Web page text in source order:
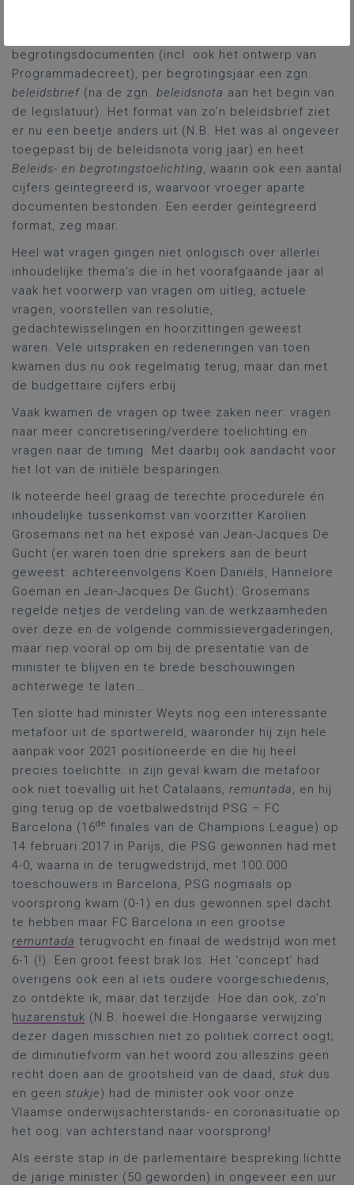
begrotingsdocumenten (incl. ook het ontwerp van
Programmadecreet), per begrotingsjaar een zgn.
beleidsbrief (na de zgn. beleidsnota aan het begin van
de legislatuur). Het format van zo’n beleidsbrief ziet
er nu een beetje anders uit (N.B. Het was al ongeveer
toegepast bij de beleidsnota vorig jaar) en heet
Beleids- en begrotingstoelichting, waarin ook een aantal
cijfers geïntegreerd is, waarvoor vroeger aparte
documenten bestonden. Een eerder geïntegreerd
format, zeg maar.
Heel wat vragen gingen niet onlogisch over allerlei
inhoudelijke thema’s die in het voorafgaande jaar al
vaak het voorwerp van vragen om uitleg, actuele
vragen, voorstellen van resolutie,
gedachtewisselingen en hoorzittingen geweest
waren. Vele uitspraken en redeneringen van toen
kwamen dus nu ook regelmatig terug, maar dan met
de budgettaire cijfers erbij.
Vaak kwamen de vragen op twee zaken neer: vragen
naar meer concretisering/verdere toelichting en
vragen naar de timing. Met daarbij ook aandacht voor
het lot van de initiële besparingen.
Ik noteerde heel graag de terechte procedurele én
inhoudelijke tussenkomst van voorzitter Karolien
Grosemans net na het exposé van Jean-Jacques De
Gucht (er waren toen drie sprekers aan de beurt
geweest: achtereenvolgens Koen Daniëls, Hannelore
Goeman en Jean-Jacques De Gucht): Grosemans
regelde netjes de verdeling van de werkzaamheden
over deze en de volgende commissievergaderingen,
maar riep vooral op om bij de presentatie van de
minister te blijven en te brede beschouwingen
achterwege te laten…
Ten slotte had minister Weyts nog een interessante
metafoor uit de sportwereld, waaronder hij zijn hele
aanpak voor 2021 positioneerde en die hij heel
precies toelichtte: in zijn geval kwam die metafoor
ook niet toevallig uit het Catalaans, remuntada, en hij
ging terug op de voetbalwedstrijd PSG – FC
Barcelona (16de finales van de Champions League) op
14 februari 2017 in Parijs, die PSG gewonnen had met
4-0, waarna in de terugwedstrijd, met 100.000
toeschouwers in Barcelona, PSG nogmaals op
voorsprong kwam (0-1) en dus gewonnen spel dacht
te hebben maar FC Barcelona in een grootse
remuntada terugvocht en finaal de wedstrijd won met
6-1 (!). Een groot feest brak los. Het ‘concept’ had
overigens ook een al iets oudere voorgeschiedenis,
zo ontdekte ik, maar dat terzijde. Hoe dan ook, zo’n
huzarenstuk (N.B. hoewel die Hongaarse verwijzing
dezer dagen misschien niet zo politiek correct oogt;
de diminutiefvorm van het woord zou alleszins geen
recht doen aan de grootsheid van de daad, stuk dus
en geen stukje) had de minister ook voor onze
Vlaamse onderwijsachterstands- en coronasituatie op
het oog: van achterstand naar voorsprong!
Als eerste stap in de parlementaire bespreking lichtte
de jarige minister (50 geworden) in ongeveer een uur